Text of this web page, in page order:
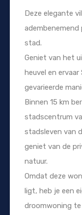
Deze elegante
stad.
Geniet van het
heuvel en
gevarieerde
Binnen 15 km
stadscentrum
stadsleven van
geniet van de
natuur.
Omdat deze
ligt, heb je een
droomwoning te